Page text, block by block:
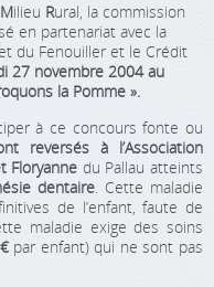
Milieu Rural, la commission
en partenariat avec la
du Fenouiller et le Crédit
27 novembre 2004 au
la Pomme ».
à ce concours fonte ou
reversés à l’Association
Floryanne du Pallau atteints
dentaire. Cette maladie
de l’enfant, faute de
maladie exige des soins
par enfant) qui ne sont pas